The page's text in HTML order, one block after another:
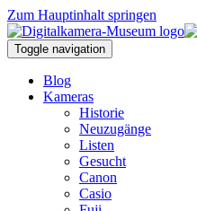
Zum Hauptinhalt springen
Toggle navigation
Blog
Kameras
Historie
Neuzugänge
Listen
Gesucht
Canon
Casio